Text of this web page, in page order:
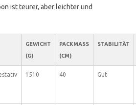
ist teurer, aber leichter und
GEWICHT
(G)
PACKMASS (
CM)
STABILITÄT
1510 40 Gut